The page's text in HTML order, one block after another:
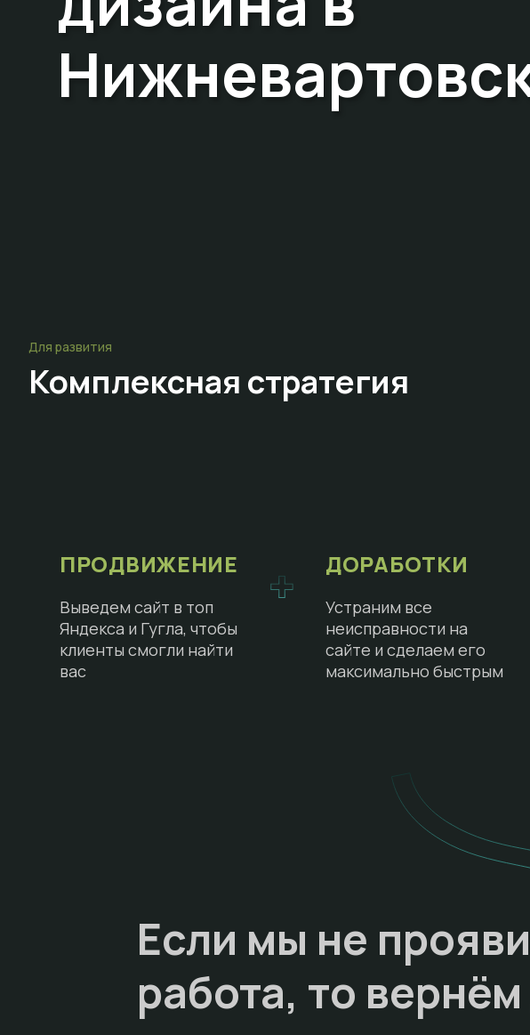
Для развития
Комплексная стратегия
ПРОДВИЖЕНИЕ
Выведем сайт в топ
Яндекса и Гугла, чтобы
клиенты смогли найти
вас
ДОРАБОТКИ
Устраним все
неисправности на
сайте и сделаем его
максимально быстрым
Если мы не
работа, то